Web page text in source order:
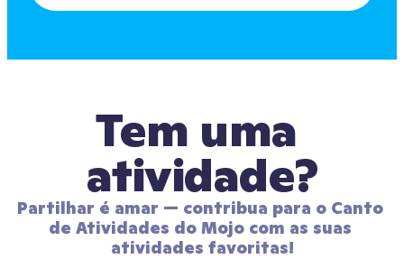
Tem uma
atividade?
Partilhar é amar — contribua para o Canto
de Atividades do Mojo com as suas
atividades favoritas!